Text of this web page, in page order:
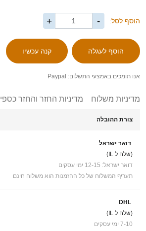
הוסף לסל: -
+
אנו תומכים באמצעי התשלום: Paypal
מדיניות משלוח מדיניות החזר והחזר כספי
צורת ההובלה
דואר ישראל
(שלח ל IL)
דואר ישראל: 12-15 ימי עסקים
תעריף המשלוח של כל ההזמנות הוא משלוח חינם
DHL
(שלח ל IL)
7-10 ימי עסקים